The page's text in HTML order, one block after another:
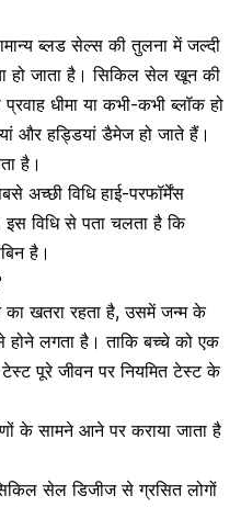
ब्लड सेल्स की तुलना में जल्दी
हो जाता है। सिकिल सेल खून की
धीमा या कभी-कभी ब्लॉक हो
और हड्डियां डैमेज हो जाते हैं।
है।
विधि हाई-परफॉर्मेंस
विधि से पता चलता है कि
है।
खतरा रहता है, उसमें जन्म के
होने लगता है। ताकि बच्चे को एक
पूरे जीवन पर नियमित टेस्ट के
के सामने आने पर कराया जाता है
सेल डिजीज से ग्रसित लोगों